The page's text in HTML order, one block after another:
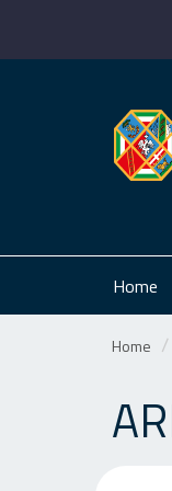
Home
Home